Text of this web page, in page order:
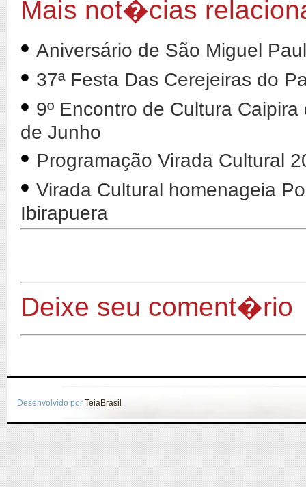
Mais not�cias
• Aniversário de São Miguel
• 37ª Festa Das Cerejeiras do
• 9º Encontro de Cultura
de Junho
• Programação Virada Cultural
• Virada Cultural homenageia
Ibirapuera
Deixe seu coment�rio
Desenvolvido por TeiaBrasil